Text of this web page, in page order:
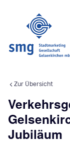
Jubiläum
Zur Übersicht